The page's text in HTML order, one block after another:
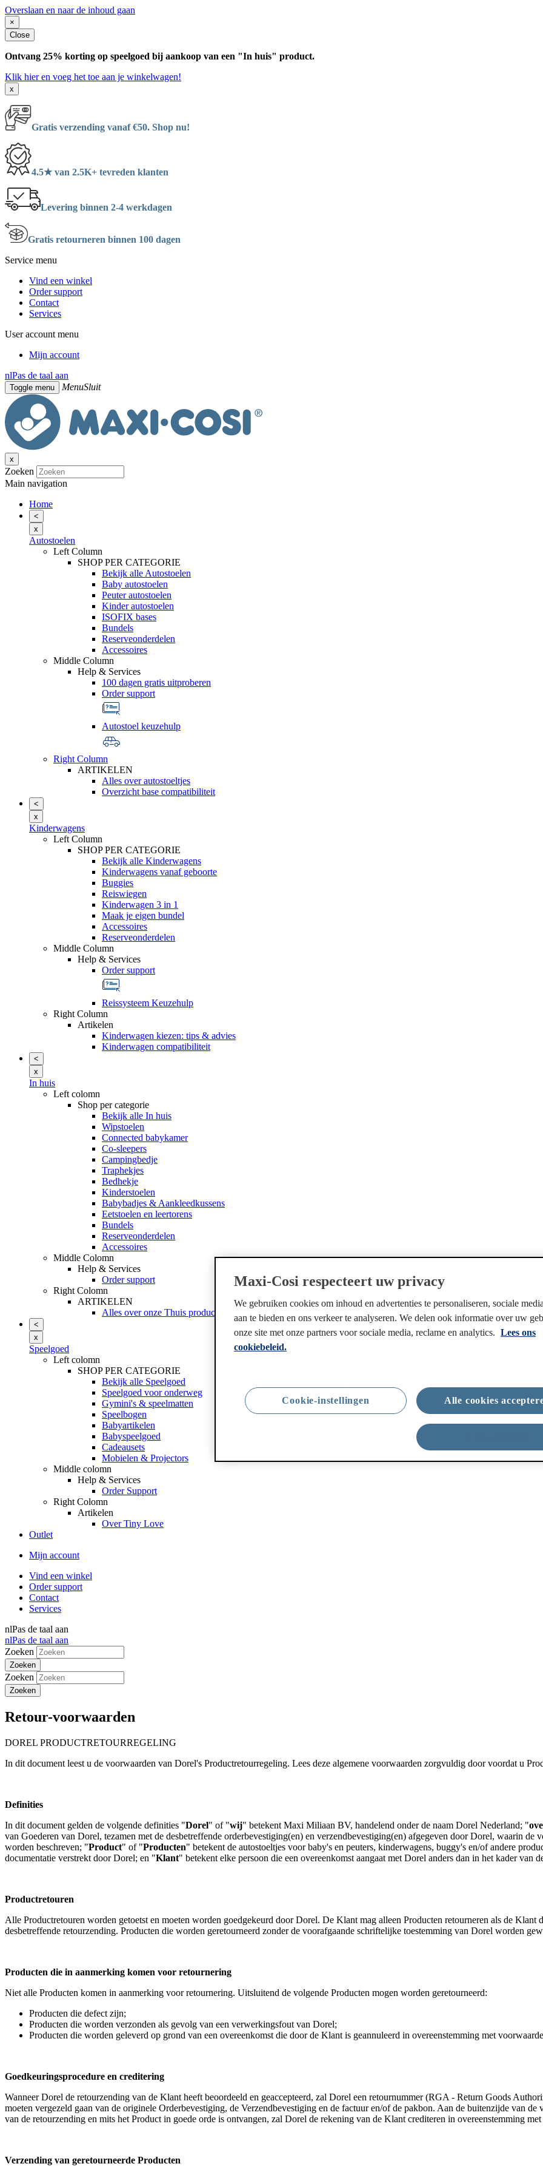
Overslaan en naar de inhoud gaan
×
Close
Ontvang 25% korting op speelgoed bij aankoop van een "In huis" product.
Klik hier en voeg het toe aan je winkelwagen!
x
Gratis verzending vanaf €50. Shop nu!
4.5★ van 2.5K+ tevreden klanten
Levering binnen 2-4 werkdagen
Gratis retourneren binnen 100 dagen
Service menu
Vind een winkel
Order support
Contact
Services
User account menu
Mijn account
nlPas de taal aan
Toggle menu MenuSluit
x
Zoeken
Main navigation
Home
<
x
Autostoelen
Left Column
SHOP PER CATEGORIE
Bekijk alle Autostoelen
Baby autostoelen
Peuter autostoelen
Kinder autostoelen
ISOFIX bases
Bundels
Reserveonderdelen
Accessoires
Middle Column
Help & Services
100 dagen gratis uitproberen
Order support
Autostoel keuzehulp
Right Column
ARTIKELEN
Alles over autostoeltjes
Overzicht base compatibiliteit
<
x
Kinderwagens
Left Column
SHOP PER CATEGORIE
Bekijk alle Kinderwagens
Kinderwagens vanaf geboorte
Buggies
Reiswiegen
Kinderwagen 3 in 1
Maak je eigen bundel
Accessoires
Reserveonderdelen
Middle Column
Help & Services
Order support
Reissysteem Keuzehulp
Right Column
Artikelen
Kinderwagen kiezen: tips & advies
Kinderwagen compatibiliteit
<
x
In huis
Left colomn
Shop per categorie
Bekijk alle In huis
Wipstoelen
Connected babykamer
Co-sleepers
Campingbedje
Traphekjes
Bedhekje
Kinderstoelen
Babybadjes & Aankleedkussens
Eetstoelen en leertorens
Bundels
Reserveonderdelen
Accessoires
Middle Colomn
Help & Services
Order support
Right Colomn
ARTIKELEN
Alles over onze Thuis producten
<
x
Speelgoed
Left colomn
SHOP PER CATEGORIE
Bekijk alle Speelgoed
Speelgoed voor onderweg
Gymini's & speelmatten
Speelbogen
Babyartikelen
Babyspeelgoed
Cadeausets
Mobielen & Projectors
Middle colomn
Help & Services
Order Support
Right Colomn
Artikelen
Over Tiny Love
Outlet
Mijn account
Vind een winkel
Order support
Contact
Services
nlPas de taal aan
nlPas de taal aan
Zoeken
Zoeken
Retour-voorwaarden
DOREL PRODUCTRETOURREGELING
In dit document leest u de voorwaarden van Dorel's Productretourregeling. Lees deze algemene voorwaarden zorgvuldig door voordat u
Definities
In dit document gelden de volgende definities "Dorel" of "wij" betekent Maxi Miliaan BV, handelend onder de naam Dorel Nederland; "
van Goederen van Dorel, tezamen met de desbetreffende orderbevestiging(en) en verzendbevestiging(en) afgegeven door Dorel, waarin
worden beschreven; "Product" of "Producten" betekent de autostoeltjes voor baby's en peuters, kinderwagens, buggy's en/of andere
documentatie verstrekt door Dorel; en "Klant" betekent elke persoon die een overeenkomst aangaat met Dorel anders dan in het kader van
Productretouren
Alle Productretouren worden getoetst en moeten worden goedgekeurd door Dorel. De Klant mag alleen Producten retourneren als de
desbetreffende retourzending. Producten die worden geretourneerd zonder de voorafgaande schriftelijke toestemming van Dorel worden
Producten die in aanmerking komen voor retournering
Niet alle Producten komen in aanmerking voor retournering. Uitsluitend de volgende Producten mogen worden geretourneerd:
Producten die defect zijn;
Producten die worden verzonden als gevolg van een verwerkingsfout van Dorel;
Producten die worden geleverd op grond van een overeenkomst die door de Klant is geannuleerd in overeenstemming met
Goedkeuringsprocedure en creditering
Wanneer Dorel de retourzending van de Klant heeft beoordeeld en geaccepteerd, zal Dorel een retournummer (RGA - Return Goods
moeten vergezeld gaan van de originele Orderbevestiging, de Verzendbevestiging en de factuur en/of de pakbon. Aan de buitenzijde van
van de retourzending en mits het Product in goede orde is ontvangen, zal Dorel de rekening van de Klant crediteren in overeenstemming
Verzending van geretourneerde Producten
Maxi-Cosi respecteert uw privacy
We gebruiken cookies om inhoud en advertenties te personaliseren, sociale
aan te bieden en ons verkeer te analyseren. We delen ook informatie over uw
onze site met onze partners voor sociale media, reclame en analytics. Lees ons
cookiebeleid.
Alle cookies
Cookie-instellingen